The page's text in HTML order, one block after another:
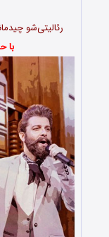
رئالیتی‌شو چیدمانه فصل ۱ قسمت هشتم
با